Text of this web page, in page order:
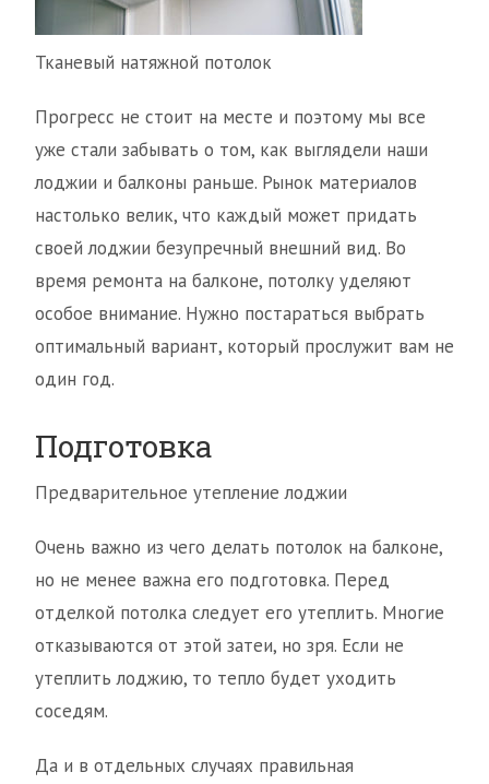
Тканевый натяжной потолок
Прогресс не стоит на месте и поэтому мы все
уже стали забывать о том, как выглядели наши
лоджии и балконы раньше. Рынок материалов
настолько велик, что каждый может придать
своей лоджии безупречный внешний вид. Во
время ремонта на балконе, потолку уделяют
особое внимание. Нужно постараться выбрать
оптимальный вариант, который прослужит вам не
один год.
Подготовка
Предварительное утепление лоджии
Очень важно из чего делать потолок на балконе,
но не менее важна его подготовка. Перед
отделкой потолка следует его утеплить. Многие
отказываются от этой затеи, но зря. Если не
утеплить лоджию, то тепло будет уходить
соседям.
Да и в отдельных случаях правильная